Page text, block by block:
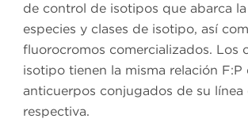
de control de isotipos que abarca
especies y clases de isotipo, así
fluorocromos comercializados. Los
isotipo tienen la misma relación F:P
anticuerpos conjugados de su
respectiva.